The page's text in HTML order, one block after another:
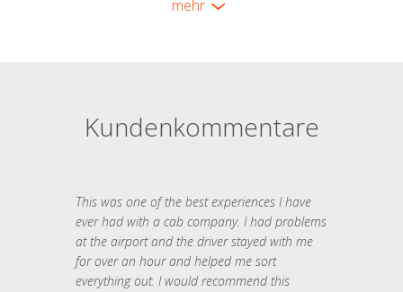
mehr
Kundenkommentare
This was one of the best experiences I have
ever had with a cab company. I had problems
at the airport and the driver stayed with me
for over an hour and helped me sort
everything out. I would recommend this